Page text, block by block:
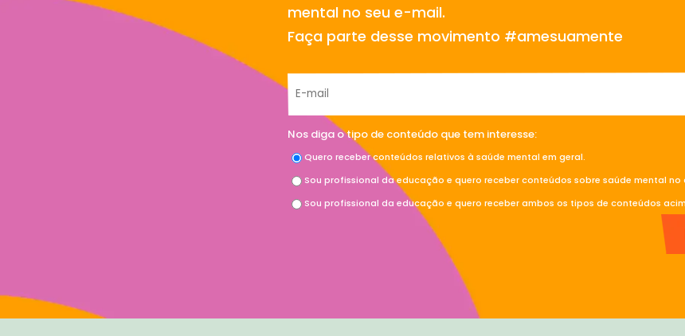
mental no seu e-mail.
Faça parte desse movimento #amesuamente
Nos diga o tipo de conteúdo que tem interesse:
Quero receber conteúdos relativos à saúde mental em geral.
Sou profissional da educação e quero receber conteúdos sobre saúde mental no
Sou profissional da educação e quero receber ambos os tipos de conteúdos